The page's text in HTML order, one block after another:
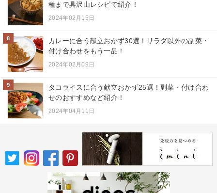
種まで具沢山レシピで紹介！
2024年02月15日
8
カレーに合う献立おかず30選！サラダ以外の副菜・
付け合わせをもう一品！
2024年02月09日
9
タコライスに合う献立おかず25選！副菜・付け合わ
せのおすすめなど紹介！
2024年04月11日